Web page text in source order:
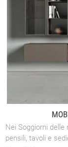
Nei Soggiorni
pensili, tavoli e